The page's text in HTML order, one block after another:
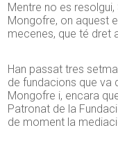
Mentre no es
Mongofre, on aquest
mecenes, que té dret
Han passat tres
de fundacions que va
Mongofre i, encara
Patronat de la
de moment la